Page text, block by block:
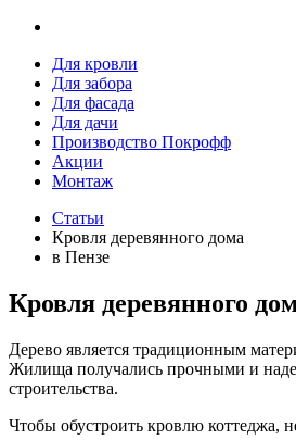
Для кровли
Для забора
Для фасада
Для дачи
Производство Покрофф
Акции
Монтаж
Статьи
Кровля деревянного дома
в Пензе
Кровля деревянного
Дерево является традиционным
Жилища получались прочными и
строительства.
Чтобы обустроить кровлю коттеджа,